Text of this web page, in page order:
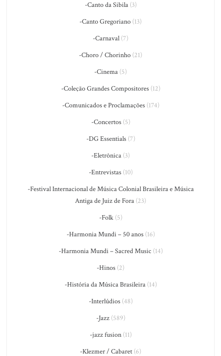
-Canto da Sibila(3)
-Canto Gregoriano (13)
-Carnaval (7)
-Choro / Chorinho (21)
-Cinema (5)
-Coleção Grandes Compositores(12)
-Comunicados e Proclamações(174)
-Concertos(5)
-DG Essentials(7)
-Eletrônica (3)
-Entrevistas(10)
-Festival Internacional de Música Colonial Brasileira e Música
Antiga de Juiz de Fora (23)
-Folk(5)
-Harmonia Mundi – 50 anos(16)
-Harmonia Mundi – Sacred Music (14)
-Hinos (2)
-História da Música Brasileira(14)
-Interlúdios(48)
-Jazz(589)
-jazz fusion(11)
-Klezmer / Cabaret (6)